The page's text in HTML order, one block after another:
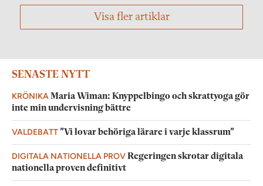
Visa fler artiklar
SENASTE NYTT
KRÖNIKA Maria Wiman: Knyppelbingo och skrattyoga gör
inte min undervisning bättre
VALDEBATT”Vi lovar behöriga lärare i varje klassrum”
DIGITALA NATIONELLA PROVRegeringen skrotar digitala
nationella proven definitivt